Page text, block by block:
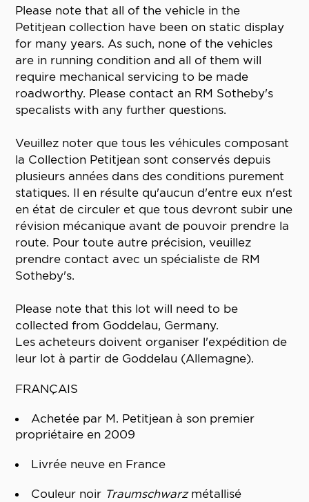
Please note that all of the vehicle in the
Petitjean collection have been on static display
for many years. As such, none of the vehicles
are in running condition and all of them will
require mechanical servicing to be made
roadworthy. Please contact an RM Sotheby's
specalists with any further questions.
Veuillez noter que tous les véhicules composant
la Collection Petitjean sont conservés depuis
plusieurs années dans des conditions purement
statiques. Il en résulte qu'aucun d'entre eux n'est
en état de circuler et que tous devront subir une
révision mécanique avant de pouvoir prendre la
route. Pour toute autre précision, veuillez
prendre contact avec un spécialiste de RM
Sotheby's.
Please note that this lot will need to be
collected from Goddelau, Germany.
Les acheteurs doivent organiser l'expédition de
leur lot à partir de Goddelau (Allemagne).
FRANÇAIS
Achetée par M. Petitjean à son premier
propriétaire en 2009
Livrée neuve en France
Couleur noir Traumschwarzmétallisé